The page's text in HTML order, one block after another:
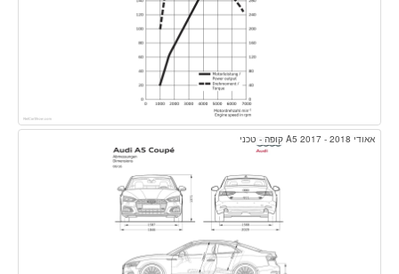
אאודי A5 2017 - 2018 קופה - טכני